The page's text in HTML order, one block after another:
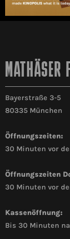
MATHÄSER
Bayerstraße 3-5
80335 München
Öffnungszeiten:
30 Minuten vor
Öffnungszeiten
30 Minuten vor
Kassenöffnung:
Bis 30 Minuten